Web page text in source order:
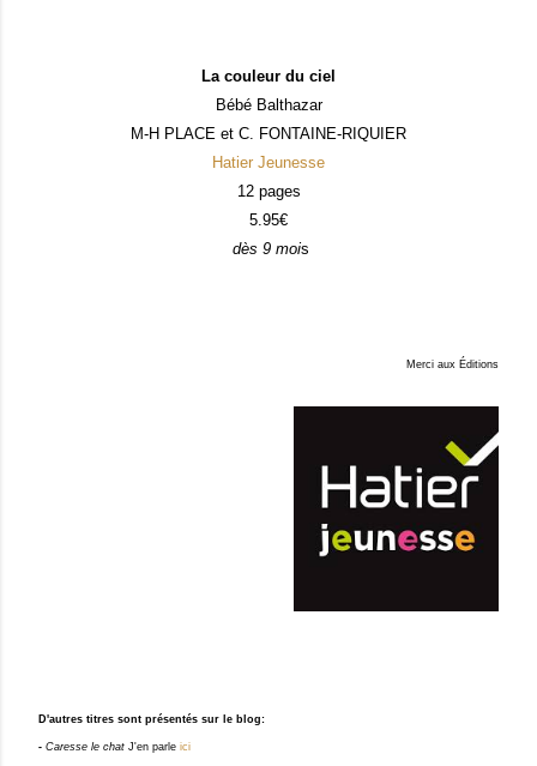
La couleur du ciel
Bébé Balthazar
M-H PLACE et C. FONTAINE-RIQUIER
Hatier Jeunesse
12 pages
5.95€
dès 9 mois
Merci aux Éditions
D'autres titres sont présentés sur le blog:
- Caresse le chat J'en parle ici